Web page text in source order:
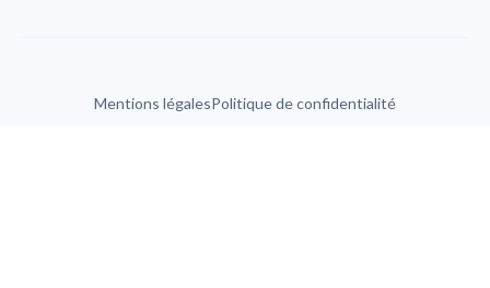
Mentions légalesPolitique de confidentialité